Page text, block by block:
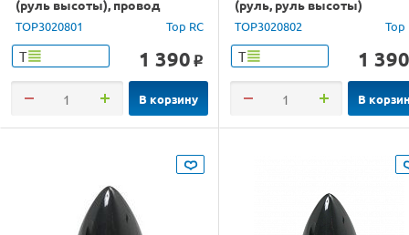
(руль высоты), провод
150мм
TOP3020801 Top RC
Т 1 390 o
В корзину
(руль, руль высоты)
TOP3020802 Top
Т 1 390
В